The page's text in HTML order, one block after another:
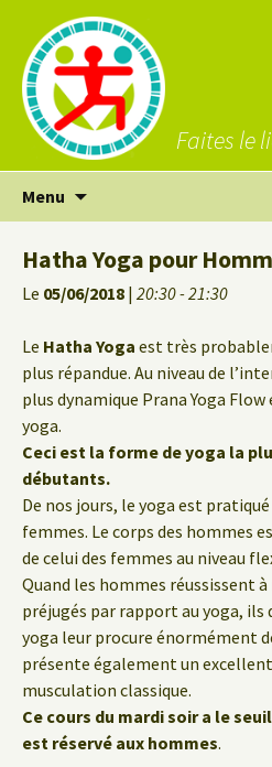
Faites le
Menu
Hatha Yoga pour
Le 05/06/2018 | 20:30 - 21:30
Le Hatha Yoga est très
plus répandue. Au niveau de
plus dynamique Prana Yoga
yoga.
Ceci est la forme de yoga la
débutants.
De nos jours, le yoga est
femmes. Le corps des hommes
de celui des femmes au niveau
Quand les hommes réussissent
préjugés par rapport au yoga, ils
yoga leur procure énormément
présente également un
musculation classique.
Ce cours du mardi soir a le
est réservé aux hommes.